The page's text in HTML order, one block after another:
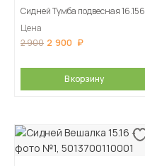
Сидней Тумба подвесная 16.156
Цена
2 900 2 900
В корзину